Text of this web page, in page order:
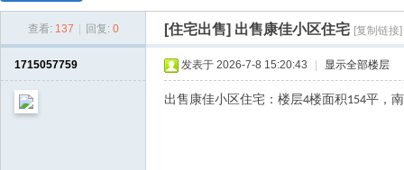
林
查看: 137 回复: 0 [住宅出售] 出售康佳小区住宅 [复制链接]
1715057759 发表于 2026-7-8 15:20:43 显示全部楼层
出售康佳小区住宅：楼层4楼面积154平，